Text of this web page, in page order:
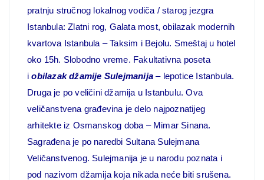
pratnju stručnog lokalnog vodiča / starog jezgra
Istanbula: Zlatni rog, Galata most, obilazak modernih
kvartova Istanbula – Taksim i Bejolu. Smeštaj u hotel
oko 15h. Slobodno vreme. Fakultativna poseta
iobilazak džamije Sulejmanija – lepotice Istanbula.
Druga je po veličini džamija u Istanbulu. Ova
veličanstvena građevina je delo najpoznatijeg
arhitekte iz Osmanskog doba – Mimar Sinana.
Sagrađena je po naredbi Sultana Sulejmana
Veličanstvenog. Sulejmanija je u narodu poznata i
pod nazivom džamija koja nikada neće biti srušena.